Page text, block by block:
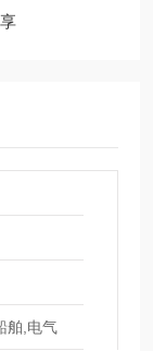
舶,电气